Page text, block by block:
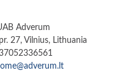
Adverum
27, Vilnius, Lithuania